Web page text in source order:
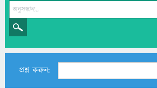
প্রশ্ন করুন: